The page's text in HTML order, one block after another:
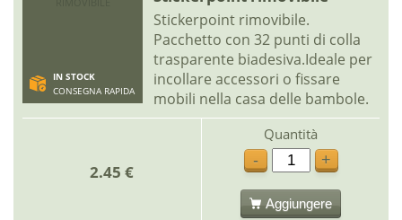
IN STOCK
CONSEGNA RAPIDA
Stickerpoint rimovibile.
Pacchetto con 32 punti di colla
trasparente biadesiva.Ideale per
incollare accessori o fissare
mobili nella casa delle bambole.
2.45 €
Quantità
-
+
Aggiungere